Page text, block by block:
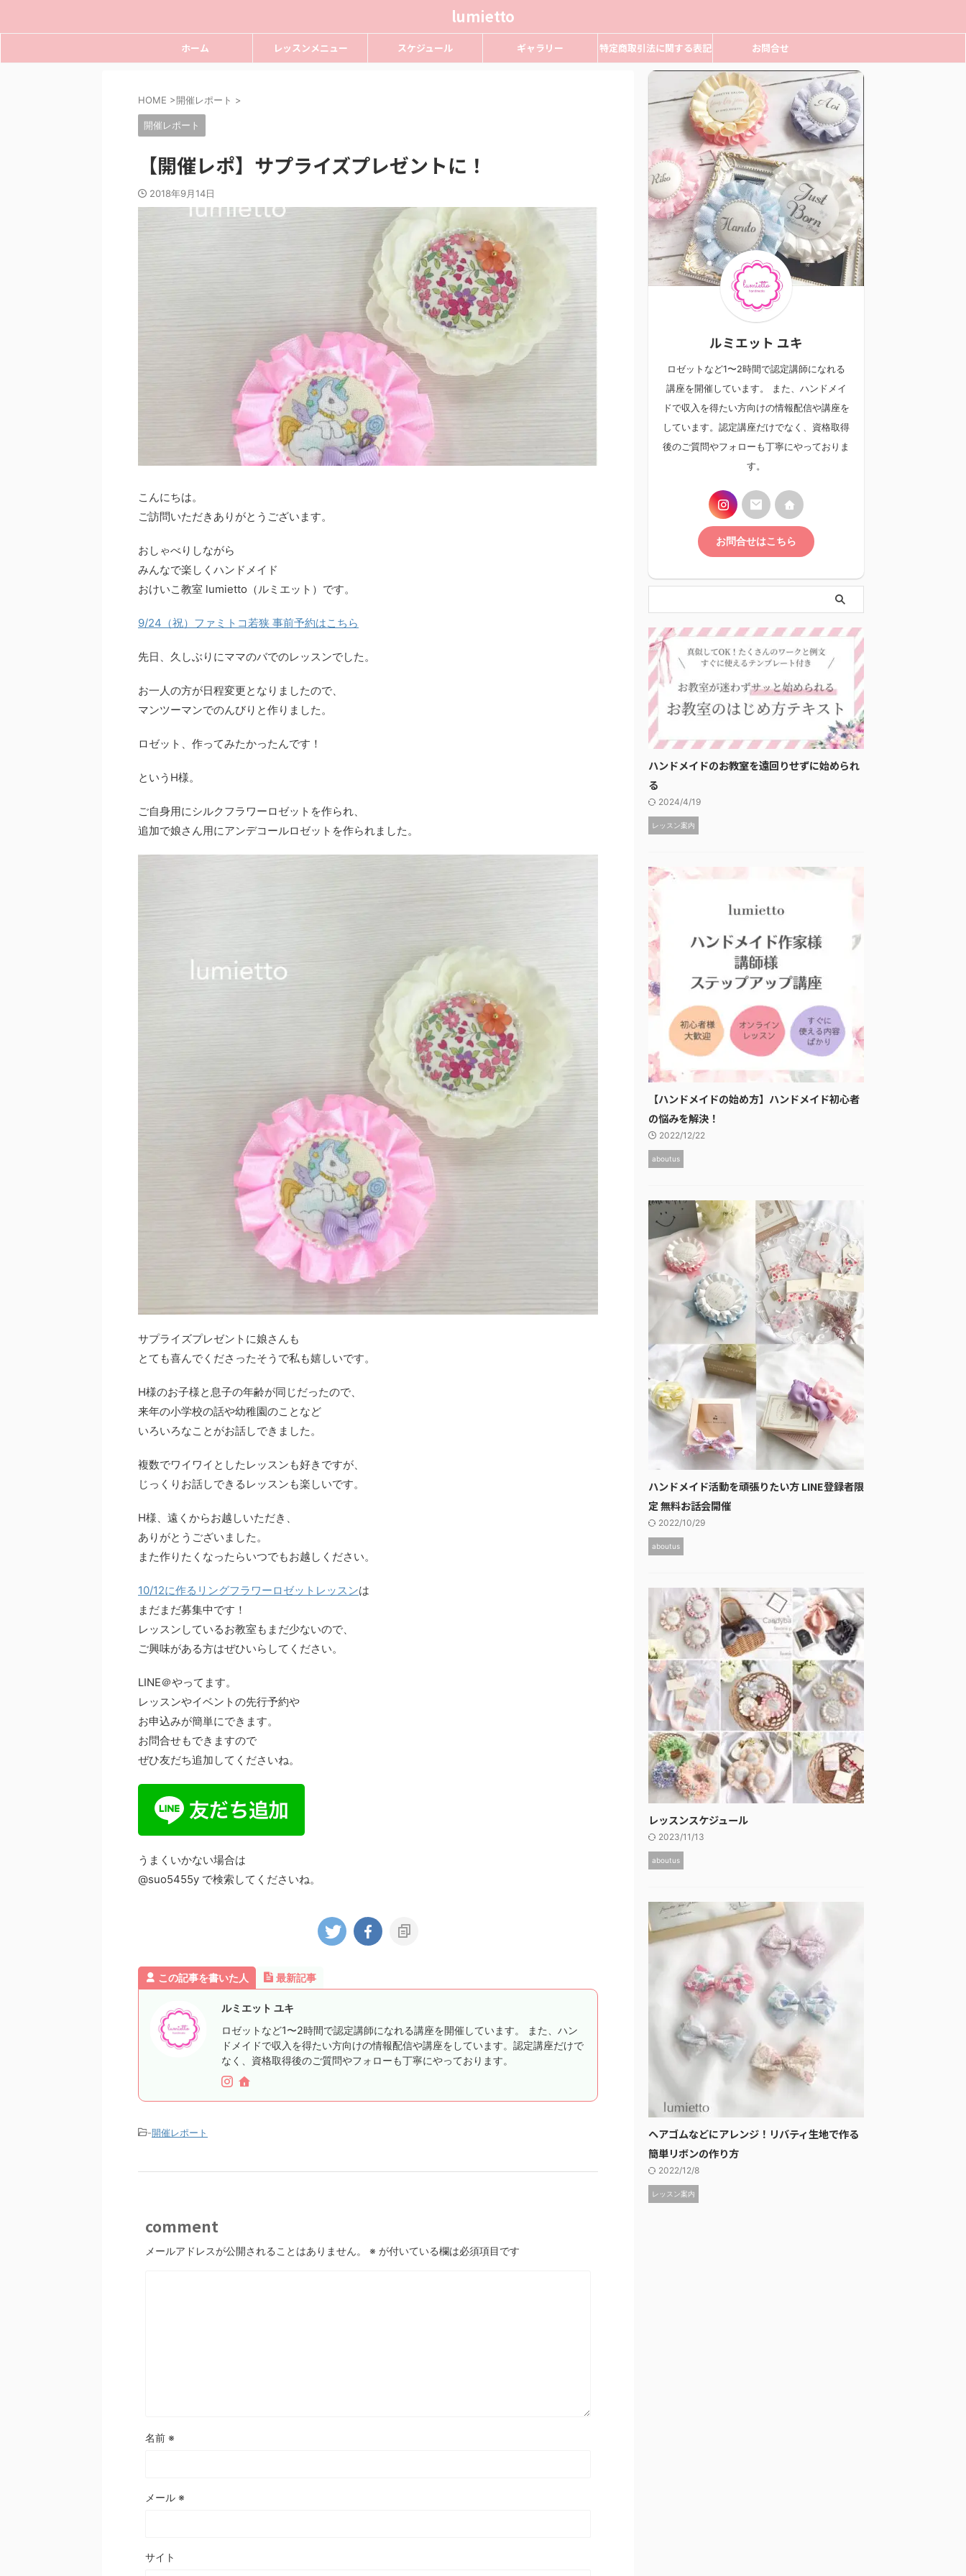
lumietto
ホーム レッスンメニュー スケジュール ギャラリー 特定商取引法に関する表記 お問合せ
HOME >開催レポート >
開催レポート
【開催レポ】サプライズプレゼントに！
2018年9月14日
こんにちは。
ご訪問いただきありがとうございます。
おしゃべりしながら
みんなで楽しくハンドメイド
おけいこ教室 lumietto（ルミエット）です。
9/24 （祝）ファミトコ若狭 事前予約はこちら
先日、久しぶりにママのバでのレッスンでした。
お一人の方が日程変更となりましたので、
マンツーマンでのんびりと作りました。
ロゼット、作ってみたかったんです！
というH様。
ご自身用にシルクフラワーロゼットを作られ、
追加で娘さん用にアンデコールロゼットを作られました。
サプライズプレゼントに娘さんも
とても喜んでくださったそうで私も嬉しいです。
H様のお子様と息子の年齢が同じだったので、
来年の小学校の話や幼稚園のことなど
いろいろなことがお話しできました。
複数でワイワイとしたレッスンも好きですが、
じっくりお話しできるレッスンも楽しいです。
H様、遠くからお越しいただき、
ありがとうございました。
また作りたくなったらいつでもお越しください。
10/12に作るリングフラワーロゼットレッスンは
まだまだ募集中です！
レッスンしているお教室もまだ少ないので、
ご興味がある方はぜひいらしてください。
LINE＠やってます。
レッスンやイベントの先行予約や
お申込みが簡単にできます。
お問合せもできますので
ぜひ友だち追加してくださいね。
うまくいかない場合は
@suo5455y で検索してくださいね。
この記事を書いた人 最新記事
ルミエット ユキ
ロゼットなど1〜2時間で認定講師になれる講座を開催しています。 また、ハン
ドメイドで収入を得たい方向けの情報配信や講座をしています。認定講座だけで
なく、資格取得後のご質問やフォローも丁寧にやっております。
-開催レポート
comment
メールアドレスが公開されることはありません。 ※ が付いている欄は必須項目です
名前 ※
メール ※
サイト
ルミエット ユキ
ロゼットなど1〜2時間で認定講師になれる
講座を開催しています。 また、ハンドメイ
ドで収入を得たい方向けの情報配信や講座を
しています。認定講座だけでなく、資格取得
後のご質問やフォローも丁寧にやっておりま
す。
お問合せはこちら
ハンドメイドのお教室を遠回りせずに始められ
る
2024/4/19
レッスン案内
【ハンドメイドの始め方】ハンドメイド初心者
の悩みを解決！
2022/12/22
aboutus
ハンドメイド活動を頑張りたい方 LINE登録者限
定 無料お話会開催
2022/10/29
aboutus
レッスンスケジュール
2023/11/13
aboutus
ヘアゴムなどにアレンジ！リバティ生地で作る
簡単リボンの作り方
2022/12/8
レッスン案内